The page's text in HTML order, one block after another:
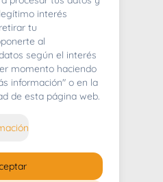
mucho.
interés
tu
al
según el interés
momento haciendo
información" o en la
de esta página web.